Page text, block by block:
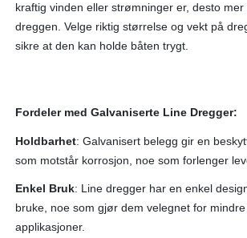
kraftig vinden eller strømninger er, desto
dreggen. Velge riktig størrelse og vekt på
sikre at den kan holde båten trygt.
Fordeler med Galvaniserte Line Dregger:
Holdbarhet: Galvanisert belegg gir en
som motstår korrosjon, noe som forlenger
Enkel Bruk: Line dregger har en enkel
bruke, noe som gjør dem velegnet for
applikasjoner.